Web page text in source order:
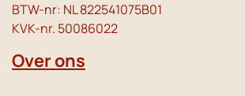
BTW-nr: NL 822541075B01
KVK-nr. 50086022
Over ons